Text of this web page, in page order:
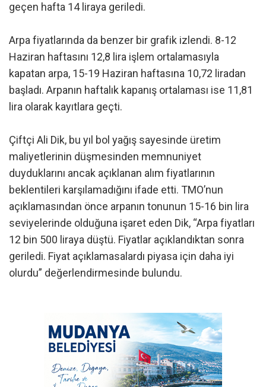
geçen hafta 14 liraya geriledi.
Arpa fiyatlarında da benzer bir grafik izlendi. 8-12
Haziran haftasını 12,8 lira işlem ortalamasıyla
kapatan arpa, 15-19 Haziran haftasına 10,72 liradan
başladı. Arpanın haftalık kapanış ortalaması ise 11,81
lira olarak kayıtlara geçti.
Çiftçi Ali Dik, bu yıl bol yağış sayesinde üretim
maliyetlerinin düşmesinden memnuniyet
duyduklarını ancak açıklanan alım fiyatlarının
beklentileri karşılamadığını ifade etti. TMO’nun
açıklamasından önce arpanın tonunun 15-16 bin lira
seviyelerinde olduğuna işaret eden Dik, “Arpa fiyatları
12 bin 500 liraya düştü. Fiyatlar açıklandıktan sonra
geriledi. Fiyat açıklamasalardı piyasa için daha iyi
olurdu” değerlendirmesinde bulundu.